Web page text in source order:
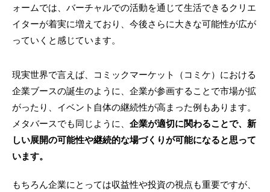
ォームでは、バーチャルでの活動を通じて生活できるクリエ
イターが着実に増えており、今後さらに大きな可能性が広が
っていくと感じています。
現実世界で言えば、コミックマーケット（コミケ）における
企業ブースの誕生のように、企業が参画することで市場が拡
がったり、イベント自体の継続性が高まった例もあります。
メタバースでも同じように、 企業が適切に関わることで、新
しい展開の可能性や継続的な場づくりが可能になると思って
います。
もちろん企業にとっては収益性や投資の視点も重要ですが、